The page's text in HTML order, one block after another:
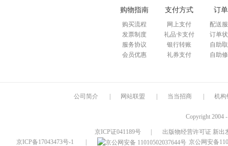
购物指南
购买流程
发票制度
服务协议
会员优惠
支付方式
网上支付
礼品卡支付
银行转账
礼券支付
订
配送
订单
自助
自助
公司简介 网站联盟 当当招商 机构
Copyright 2004
京ICP证041189号
出版物经营许可证 新出
京ICP备17043473号-1
京公网安备